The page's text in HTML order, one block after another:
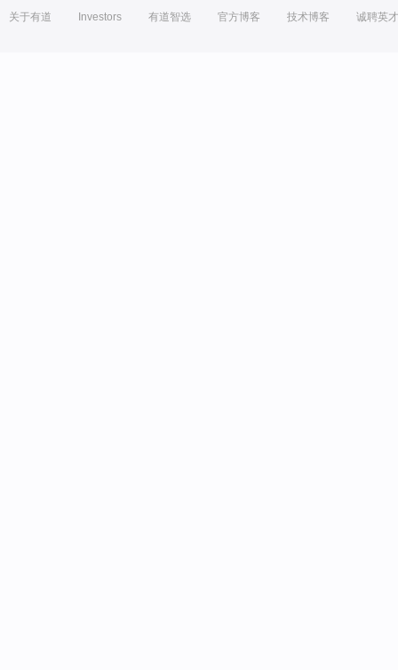
关于有道 Investors 有道智选 官方博客 技术博客 诚聘英才